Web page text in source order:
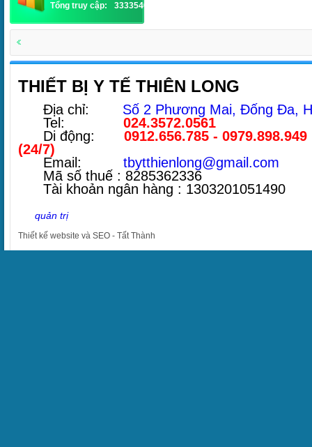
Tổng truy cập:
3333540
THIẾT BỊ Y TẾ THIÊN LONG
Địa chỉ: Số 2 Phương Mai, Đống Đa,
Tel: 024.3572.0561
Di động: 0912.656.785 - 0979.898.949
(24/7)
Email: tbytthienlong@gmail.com
Mã số thuế : 8285362336
Tài khoản ngân hàng : 1303201051490
quản trị
Thiết kế website và SEO - Tất Thành